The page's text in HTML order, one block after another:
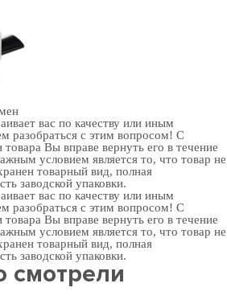
вас по качеству или иным
разобраться с этим вопросом! С
Вы вправе вернуть его в течение
условием является то, что товар не
товарный вид, полная
заводской упаковки.
вас по качеству или иным
разобраться с этим вопросом! С
Вы вправе вернуть его в течение
условием является то, что товар не
товарный вид, полная
заводской упаковки.
смотрели